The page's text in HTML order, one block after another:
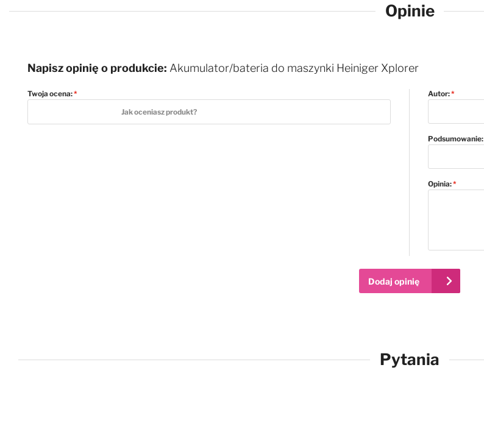
Opinie
Napisz opinię o produkcie: Akumulator/bateria do maszynki Heiniger Xplorer
Twoja ocena:
Jak oceniasz produkt?
5 stars
Autor:
Podsumowanie:
Opinia:
Dodaj opinię
Pytania